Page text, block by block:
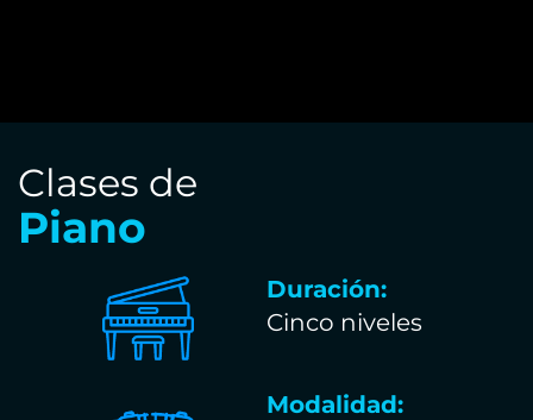
Clases de
Piano
Duración:
Cinco niveles
Modalidad: